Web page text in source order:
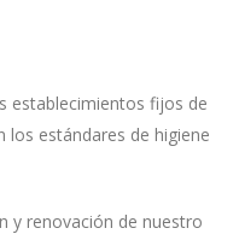
establecimientos fijos de
los estándares de higiene
y renovación de nuestro